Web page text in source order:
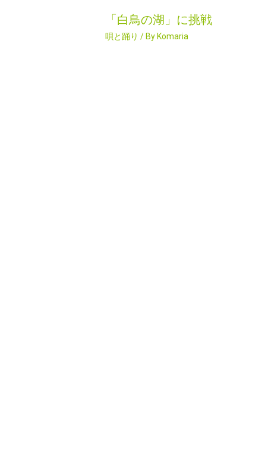
「白鳥の湖」に挑戦
唄と踊り / By Komaria